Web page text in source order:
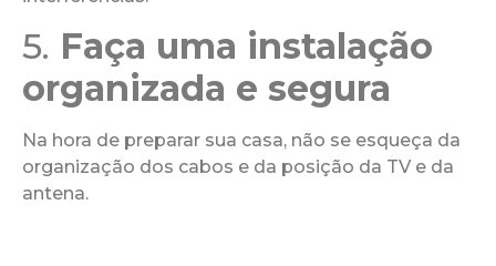
5. Faça uma instalação
organizada e segura
Na hora de preparar sua casa, não se esqueça da
organização dos cabos e da posição da TV e da
antena.